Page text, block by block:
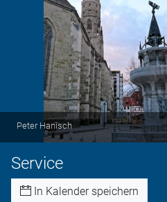
Peter Hanisch
Service
In Kalender speichern